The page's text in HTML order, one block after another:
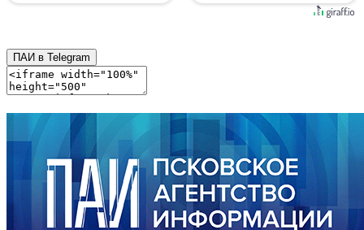
ПАИ в Telegram